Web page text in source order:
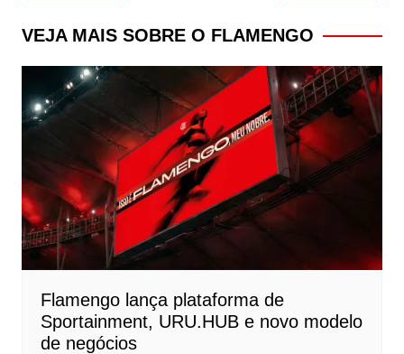
Post
VEJA MAIS SOBRE O FLAMENGO
Flamengo lança plataforma de
Sportainment, URU.HUB e novo modelo
de negócios